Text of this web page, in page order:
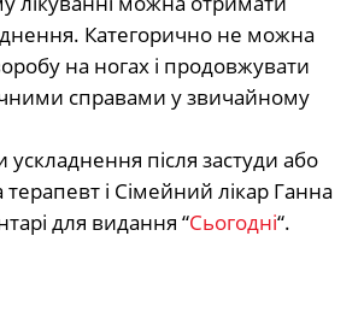
Категорично не можна
на ногах і продовжувати
справами у звичайному
після застуди або
терапевт і Сімейний лікар Ганна
для видання “Сьогодні“.